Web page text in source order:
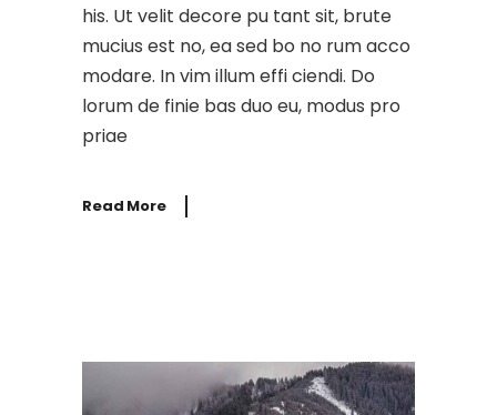
his. Ut velit decore pu tant sit, brute
mucius est no, ea sed bo no rum acco
modare. In vim illum effi ciendi. Do
lorum de finie bas duo eu, modus pro
priae
Read More